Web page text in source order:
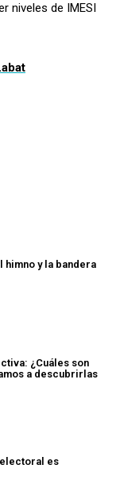
niveles de IMESI
himno y la bandera
¿Cuáles son
a descubrirlas
electoral es